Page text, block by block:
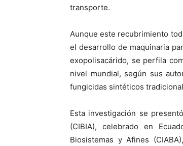
transporte.
Aunque este recubrimiento
el desarrollo de maquinaria
exopolisacárido, se perfila
nivel mundial, según sus
fungicidas sintéticos
Esta investigación se
(CIBIA), celebrado en
Biosistemas y Afines